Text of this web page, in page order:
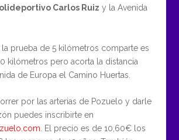
Carlos Ruiz y la Avenida
prueba de 5 kilómetros comparte es
kilómetros pero acorta la distancia
de Europa el Camino Huertas.
por las arterias de Pozuelo y darle
puedes inscribirte en
. El precio es de 10,60€ los